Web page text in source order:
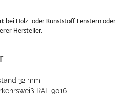
bei Holz- oder Kunststoff-Fenstern oder
Hersteller.
32 mm
RAL 9016